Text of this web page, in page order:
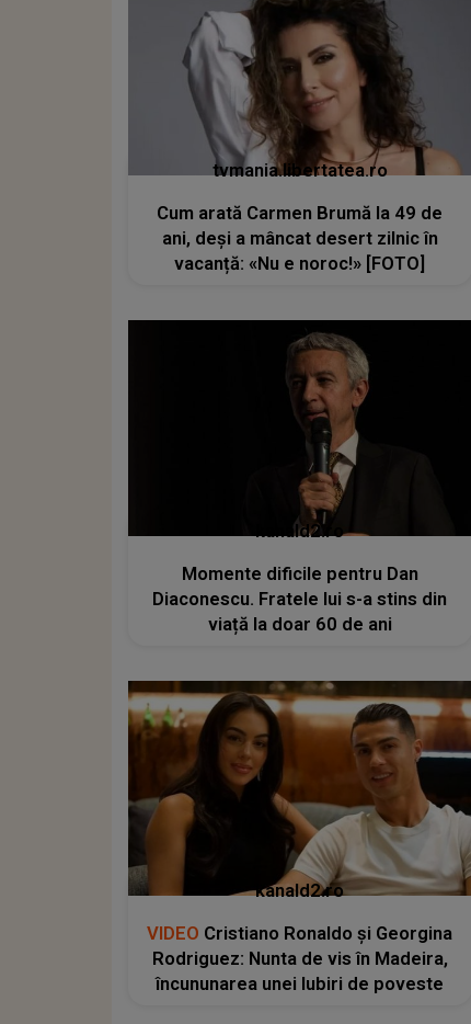
tvmania.libertatea.ro
Cum arată Carmen Brumă la 49 de
ani, deși a mâncat desert zilnic în
vacanță: «Nu e noroc!» [FOTO]
kanald2.ro
Momente dificile pentru Dan
Diaconescu. Fratele lui s-a stins din
viață la doar 60 de ani
kanald2.ro
VIDEO Cristiano Ronaldo și Georgina
Rodriguez: Nunta de vis în Madeira,
încununarea unei Iubiri de poveste